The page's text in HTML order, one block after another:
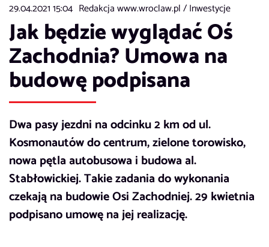
29.04.2021 15:04 Redakcja www.wroclaw.pl /Inwestycje
Jak będzie wyglądać Oś
Zachodnia? Umowa na
budowę podpisana
Dwa pasy jezdni na odcinku 2 km od ul.
Kosmonautów do centrum, zielone torowisko,
nowa pętla autobusowa i budowa al.
Stabłowickiej. Takie zadania do wykonania
czekają na budowie Osi Zachodniej. 29 kwietnia
podpisano umowę na jej realizację.